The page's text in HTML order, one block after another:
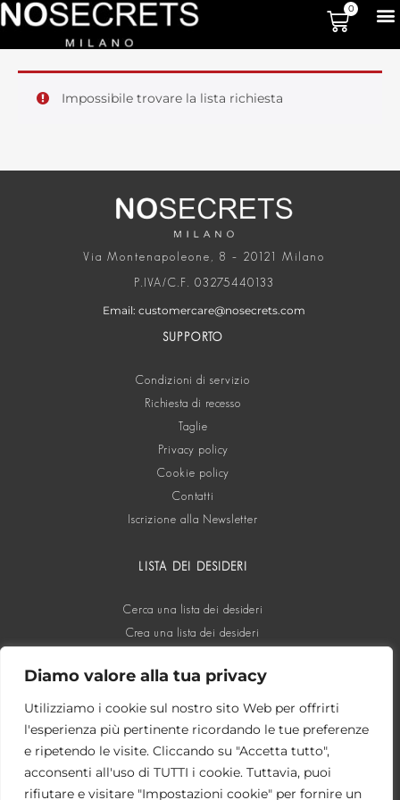
Diamo valore alla tua privacy
Utilizziamo i cookie sul nostro sito Web per offrirti
l'esperienza più pertinente ricordando le tue preferenze
e ripetendo le visite. Cliccando su "Accetta tutto",
acconsenti all'uso di TUTTI i cookie. Tuttavia, puoi
rifiutare e visitare "Impostazioni cookie" per fornire un
0
Impossibile trovare la lista richiesta
Via Montenapoleone, 8 – 20121 Milano
P.IVA/C.F. 03275440133
Email: customercare@nosecrets.com
SUPPORTO
Condizioni di servizio
Richiesta di recesso
Taglie
Privacy policy
Cookie policy
Contatti
Iscrizione alla Newsletter
LISTA DEI DESIDERI
Cerca una lista dei desideri
Crea una lista dei desideri
SOCIAL